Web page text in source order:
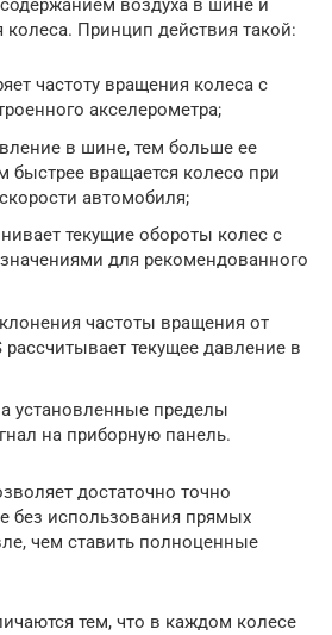
воздуха в шине и
Принцип действия такой:
частоту вращения колеса с
акселерометра;
в шине, тем больше ее
быстрее вращается колесо при
автомобиля;
текущие обороты колес с
для рекомендованного
частоты вращения от
текущее давление в
установленные пределы
на приборную панель.
достаточно точно
без использования прямых
чем ставить полноценные
тем, что в каждом колесе